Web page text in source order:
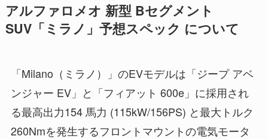
アルファロメオ 新型 Bセグメント
SUV「ミラノ」予想スペック について
「Milano（ミラノ）」のEVモデルは「ジープ アベ
ンジャー EV」と「フィアット 600e」に採用され
る最高出力154 馬力 (115kW/156PS) と最大トルク
260Nmを発生するフロントマウントの電気モータ